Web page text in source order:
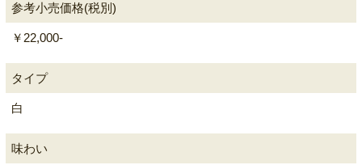
参考小売価格(税別)
￥22,000-
タイプ
白
味わい